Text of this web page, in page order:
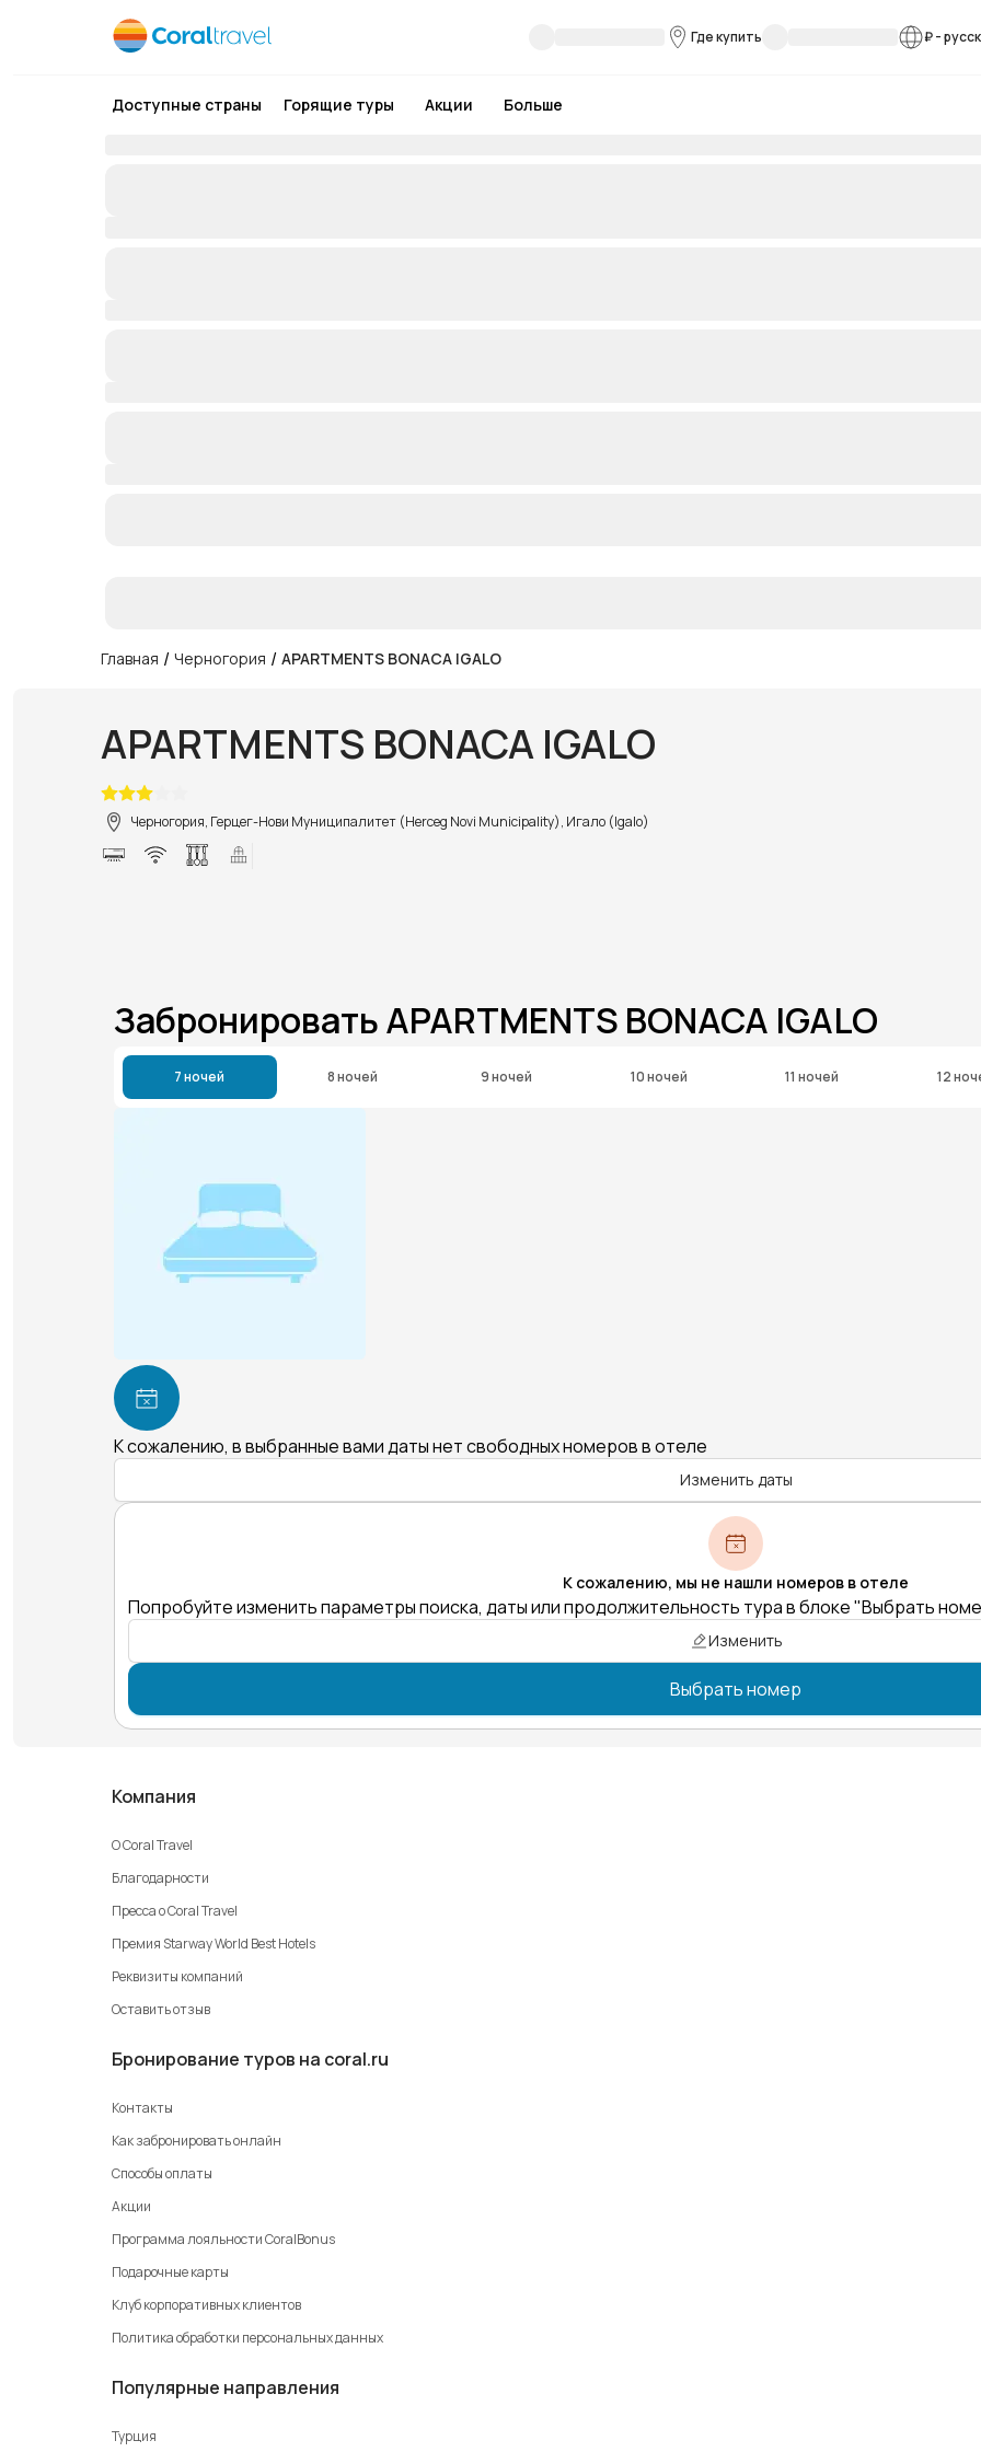
Где купить ₽-
Доступные страны Горящие туры Акции Больше
Главная / Черногория / APARTMENTS BONACA IGALO
APARTMENTS BONACA IGALO
Черногория, Герцег-Нови Муниципалитет (Herceg Novi Municipality), Игало (Igalo)
Забронировать APARTMENTS BONACA IGALO
7 ночей 8 ночей 9 ночей 10 ночей 11 ночей 12
К сожалению, в выбранные вами даты нет свободных номеров в отеле
Изменить даты
К сожалению, мы не нашли номеров в отеле
Попробуйте изменить параметры поиска, даты или продолжительность тура в блоке "Выбрать
Изменить
Выбрать номер
Компания
О Coral Travel
Благодарности
Пресса о Coral Travel
Премия Starway World Best Hotels
Реквизиты компаний
Оставить отзыв
Бронирование туров на coral.ru
Контакты
Как забронировать онлайн
Способы оплаты
Акции
Программа лояльности CoralBonus
Подарочные карты
Клуб корпоративных клиентов
Политика обработки персональных данных
Популярные направления
Турция